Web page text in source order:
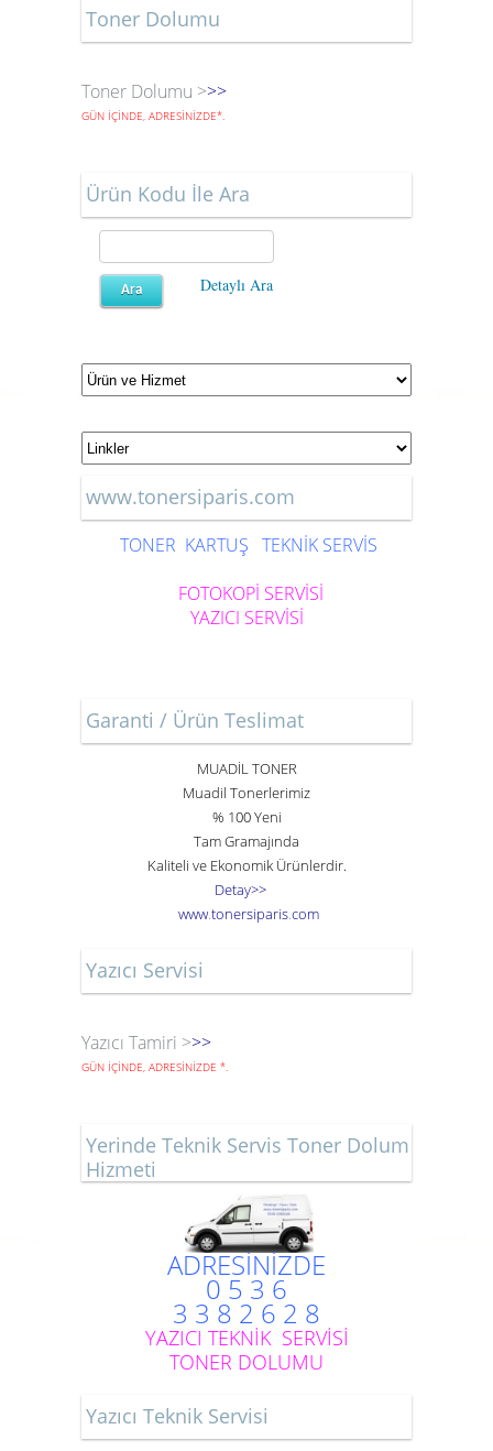
Toner Dolumu
Toner Dolumu >>>
GÜN İÇİNDE, ADRESİNİZDE*.
Ürün Kodu İle Ara
Detaylı Ara
www.tonersiparis.com
TONER KARTUŞ TEKNİK SERVİS
FOTOKOPİ SERVİSİ
YAZICI SERVİSİ
Garanti / Ürün Teslimat
MUADİL TONER
Muadil Tonerlerimiz
% 100 Yeni
Tam Gramajında
Kaliteli ve Ekonomik Ürünlerdir.
Detay>>
www.tonersiparis.com
Yazıcı Servisi
Yazıcı Tamiri >>>
GÜN İÇİNDE, ADRESİNİZDE *.
Yerinde Teknik Servis Toner Dolum
Hizmeti
ADRESİNİZDE
0 5 3 6
3 3 8 2 6 2 8
YAZICI TEKNİK SERVİSİ
TONER DOLUMU
Yazıcı Teknik Servisi